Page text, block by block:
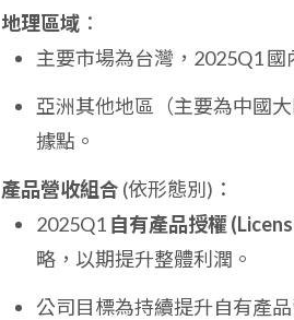
地理區域 ：
主要市場為台灣，2025Q1 國
亞洲其他地區（主要為中國
據點。
產品營收組合 (依形態別)：
2025Q1 自有產品授權
略，以期提升整體利潤。
公司目標為持續提升自有產